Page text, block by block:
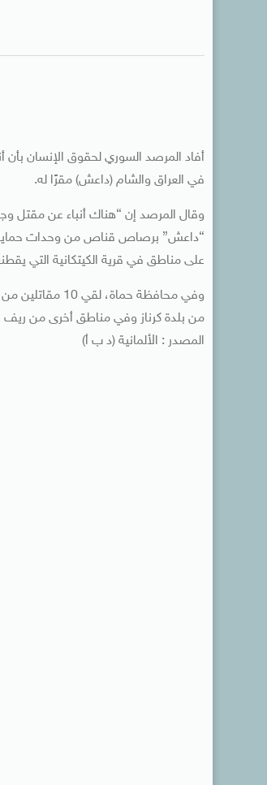
أفاد المرصد السوري لحقوق الإنسان بأن
في العراق والشام (داعش) مقرًا له.
وقال المرصد إن “هناك أنباء عن مقتل
“داعش” برصاص قناص من وحدات
على مناطق في قرية الكيتكانية التي
وفي محافظة
من بلدة كرناز وفي مناطق أخرى من ريف
المصدر : الألمانية (د ب أ)